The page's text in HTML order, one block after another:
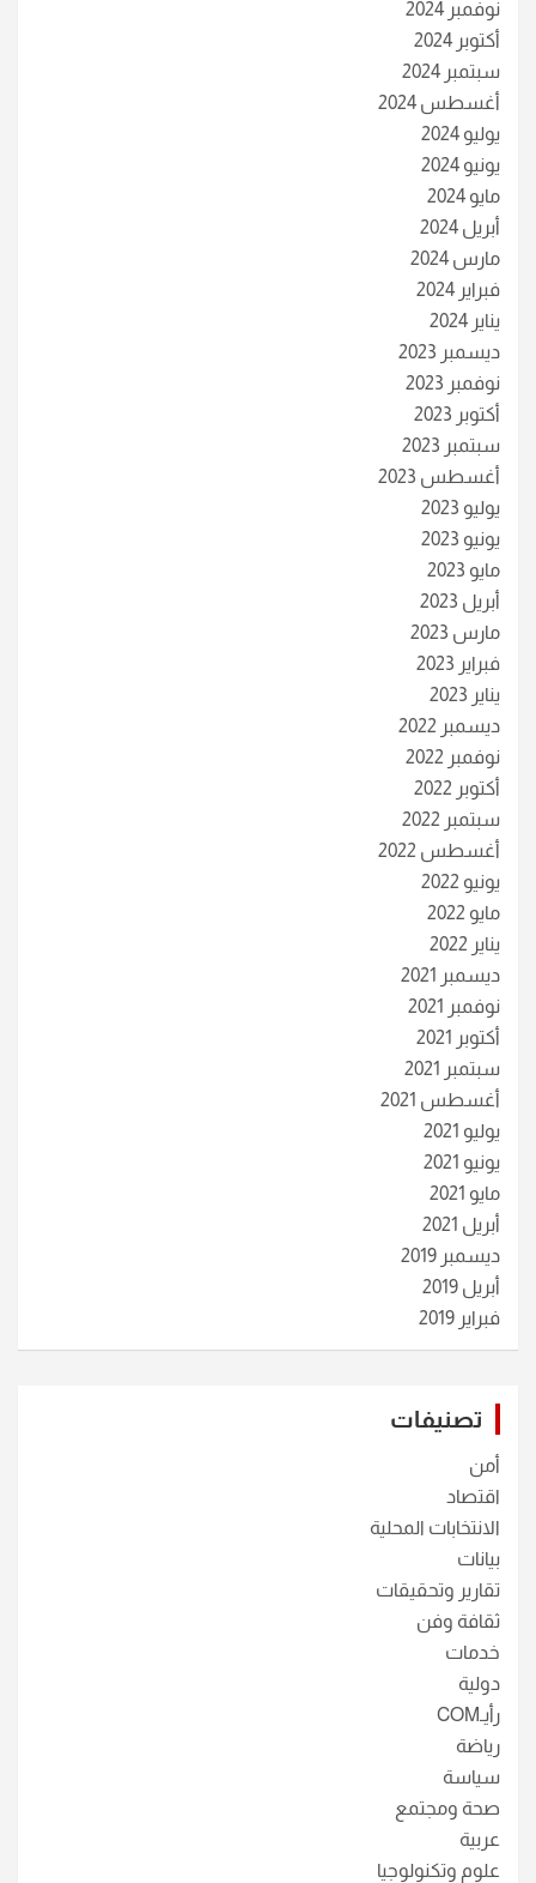
نوفمبر 2024
أكتوبر 2024
سبتمبر 2024
أغسطس 2024
يوليو 2024
يونيو 2024
مايو 2024
أبريل 2024
مارس 2024
فبراير 2024
يناير 2024
ديسمبر 2023
نوفمبر 2023
أكتوبر 2023
سبتمبر 2023
أغسطس 2023
يوليو 2023
يونيو 2023
مايو 2023
أبريل 2023
مارس 2023
فبراير 2023
يناير 2023
ديسمبر 2022
نوفمبر 2022
أكتوبر 2022
سبتمبر 2022
أغسطس 2022
يونيو 2022
مايو 2022
يناير 2022
ديسمبر 2021
نوفمبر 2021
أكتوبر 2021
سبتمبر 2021
أغسطس 2021
يوليو 2021
يونيو 2021
مايو 2021
أبريل 2021
ديسمبر 2019
أبريل 2019
فبراير 2019
تصنيفات
أمن
اقتصاد
الانتخابات المحلية
بيانات
تقارير وتحقيقات
ثقافة وفن
خدمات
دولية
رأيـCOM
رياضة
سياسة
صحة ومجتمع
عربية
علوم وتكنولوجيا